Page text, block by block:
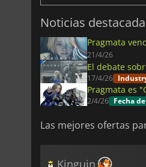
Noticias
Pragmata
21/4/26
El debate
17/4/26
Pragmata es
2/4/26 Fecha
Las mejores ofertas